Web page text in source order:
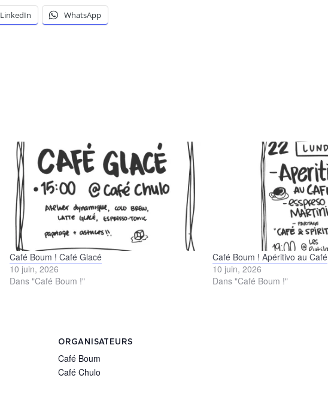
LinkedIn WhatsApp
Café Boum ! Café Glacé
10 juin, 2026
Dans "Café Boum !"
Café Boum ! Apéritivo au Café
10 juin, 2026
Dans "Café Boum !"
ORGANISATEURS
Café Boum
Café Chulo